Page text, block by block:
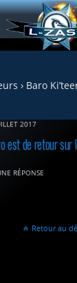
› Baro
2017
est de retour sur
RÉPONSE
Retour au